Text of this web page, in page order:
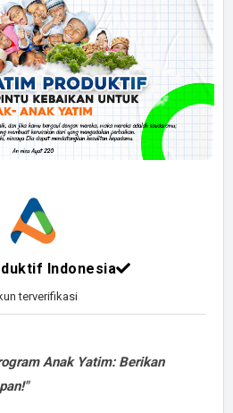
Indonesia
terverifikasi
Anak Yatim: Berikan